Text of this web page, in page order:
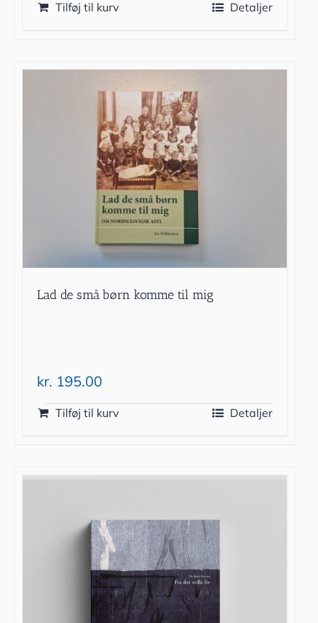
Tilføj til kurv Detaljer
Lad de små børn komme til mig
kr. 195.00
Tilføj til kurv Detaljer